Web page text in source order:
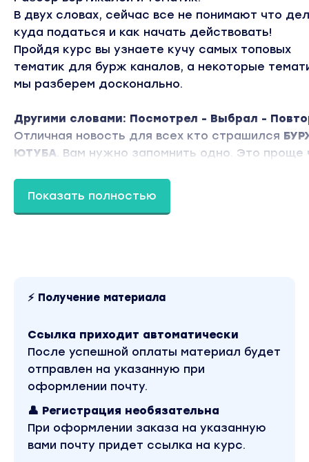
В двух словах, сейчас все не понимают что
куда податься и как начать действовать!
Пройдя курс вы узнаете кучу самых топовых
тематик для бурж каналов, а некоторые
мы разберем досконально.
Другими словами: Посмотрел - Выбрал -
Отличная новость для всех кто страшился
ЮТУБА . Вам нужно запомнить одно. Это проще
под бурж.
5. Закроем все вопросы связанные с превью
Что мы разберем:
1) Вечные темы.
2) Хайповые тематики.
3) Создание контента. Разбор и обучение в
видеоредакторах и программах нужных для
работы.
Показать полностью
⚡ Получение материала
Ссылка приходит автоматически
После успешной оплаты материал будет
отправлен на указанную при
оформлении почту.
👤 Регистрация необязательна
При оформлении заказа на указанную
вами почту придет ссылка на курс.